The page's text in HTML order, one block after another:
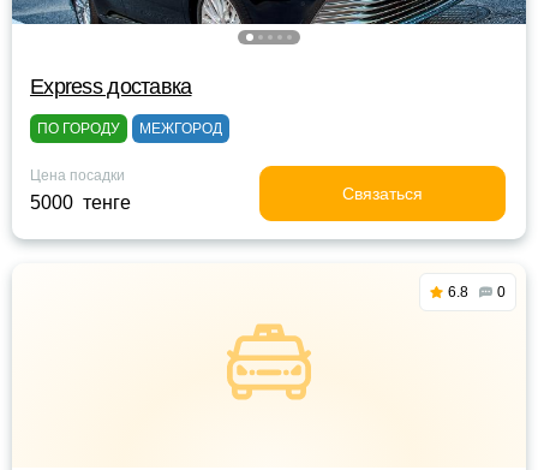
Express доставка
ПО ГОРОДУ МЕЖГОРОД
Цена посадки
5000 тенге Связаться
6.8 0